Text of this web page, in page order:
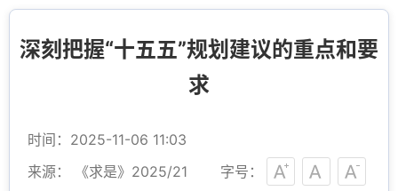
深刻把握“十五五”规划建议的重点和要
求
时间：2025-11-06 11:03
来源： 《求是》2025/21
字号：